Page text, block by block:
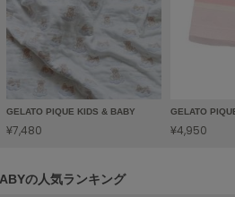
GELATO PIQUE KIDS & BABY
¥7,480
GELATO
¥4,950
の人気ランキング